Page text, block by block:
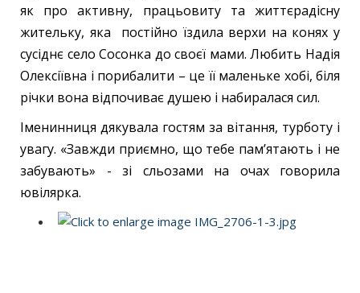
як про активну, працьовиту та життєрадісну
жительку, яка постійно їздила верхи на конях у
сусіднє село Сосонка до своєї мами. Любить Надія
Олексіївна і порибалити – це її маленьке хобі, біля
річки вона відпочиває душею і набиралася сил.
Іменинниця дякувала гостям за вітання, турботу і
увагу. «Завжди приємно, що тебе пам’ятають і не
забувають» - зі сльозами на очах говорила
ювілярка.